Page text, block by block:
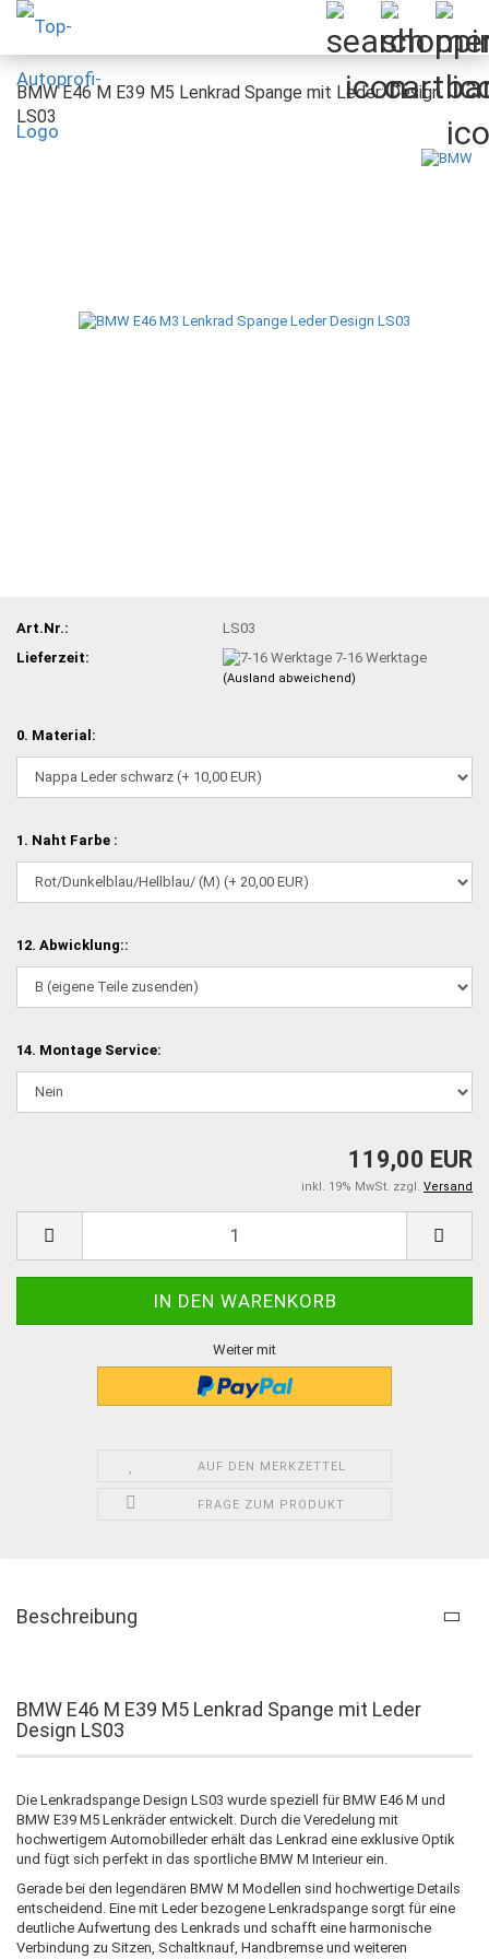
BMW E46 M E39 M5 Lenkrad Spange mit Leder: Design
LS03
Art.Nr.:
LS03
Lieferzeit:
7-16 Werktage
(Ausland abweichend)
0. Material:
1. Naht Farbe :
12. Abwicklung::
14. Montage Service:
119,00 EUR
inkl. 19% MwSt. zzgl. Versand
Weiter mit
AUF DEN MERKZETTEL
FRAGE ZUM PRODUKT
Beschreibung
BMW E46 M E39 M5 Lenkrad Spange mit Leder
Design LS03
Die Lenkradspange Design LS03 wurde speziell für BMW E46 M und
BMW E39 M5 Lenkräder entwickelt. Durch die Veredelung mit
hochwertigem Automobilleder erhält das Lenkrad eine exklusive Optik
und fügt sich perfekt in das sportliche BMW M Interieur ein.
Gerade bei den legendären BMW M Modellen sind hochwertige Details
entscheidend. Eine mit Leder bezogene Lenkradspange sorgt für eine
deutliche Aufwertung des Lenkrads und schafft eine harmonische
Verbindung zu Sitzen, Schaltknauf, Handbremse und weiteren